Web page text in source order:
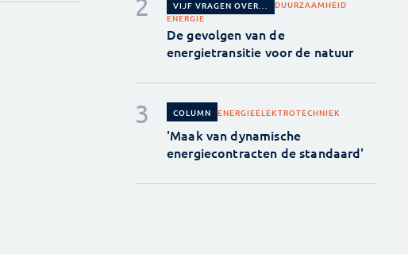
VIJF VRAGEN OVER...
DUURZAAMHEID
ENERGIE
De gevolgen van de
energietransitie voor de natuur
COLUMN ENERGIEELEKTROTECHNIEK
'Maak van dynamische
energiecontracten de standaard'